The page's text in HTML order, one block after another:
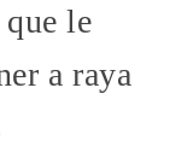
le
a raya